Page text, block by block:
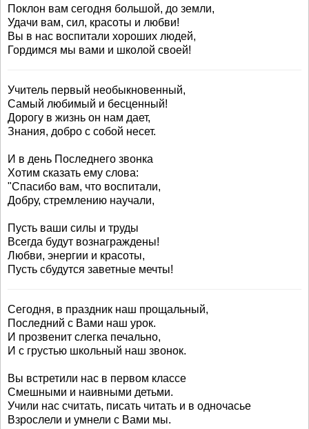
Поклон вам сегодня большой, до земли,
Удачи вам, сил, красоты и любви!
Вы в нас воспитали хороших людей,
Гордимся мы вами и школой своей!
Учитель первый необыкновенный,
Самый любимый и бесценный!
Дорогу в жизнь он нам дает,
Знания, добро с собой несет.
И в день Последнего звонка
Хотим сказать ему слова:
"Спасибо вам, что воспитали,
Добру, стремлению научали,
Пусть ваши силы и труды
Всегда будут вознаграждены!
Любви, энергии и красоты,
Пусть сбудутся заветные мечты!
Сегодня, в праздник наш прощальный,
Последний с Вами наш урок.
И прозвенит слегка печально,
И с грустью школьный наш звонок.
Вы встретили нас в первом классе
Смешными и наивными детьми.
Учили нас считать, писать читать и в одночасье
Взрослели и умнели с Вами мы.